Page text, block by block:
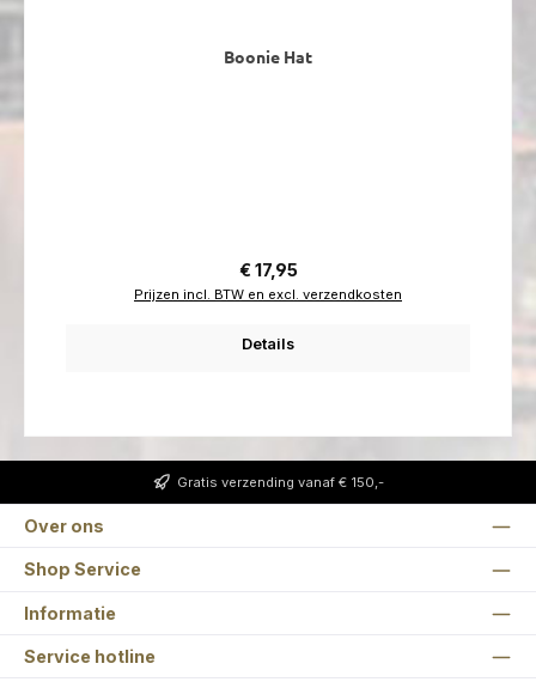
Boonie Hat
Normale prijs:
€ 17,95
Prijzen incl. BTW en excl. verzendkosten
Details
Gratis verzending vanaf € 150,-
Over ons
Shop Service
Informatie
Service hotline